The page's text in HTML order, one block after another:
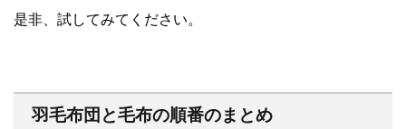
是非、試してみてください。
羽毛布団と毛布の順番のまとめ